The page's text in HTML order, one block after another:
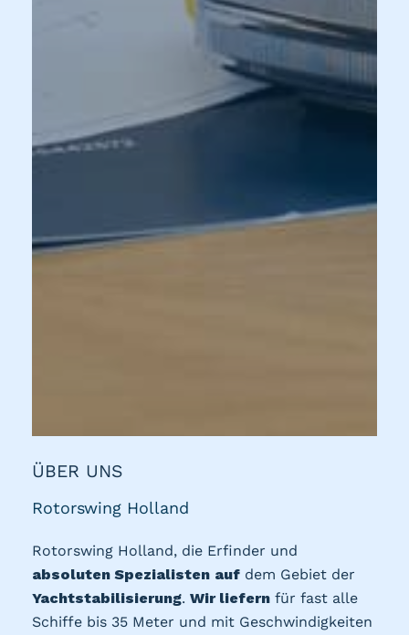
ÜBER UNS
Rotorswing Holland
Rotorswing Holland, die Erfinder und
absoluten Spezialisten aufdem Gebiet der
Yachtstabilisierung. Wir liefernfür fast alle
Schiffe bis 35 Meter und mit Geschwindigkeiten